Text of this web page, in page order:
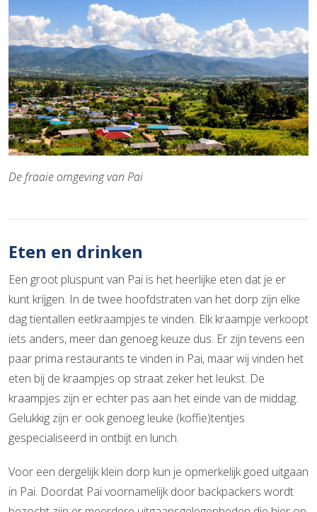
De fraaie omgeving van Pai
Eten en drinken
Een groot pluspunt van Pai is het heerlijke eten dat je er
kunt krijgen. In de twee hoofdstraten van het dorp zijn elke
dag tientallen eetkraampjes te vinden. Elk kraampje verkoopt
iets anders, meer dan genoeg keuze dus. Er zijn tevens een
paar prima restaurants te vinden in Pai, maar wij vinden het
eten bij de kraampjes op straat zeker het leukst. De
kraampjes zijn er echter pas aan het einde van de middag.
Gelukkig zijn er ook genoeg leuke (koffie)tentjes
gespecialiseerd in ontbijt en lunch.
Voor een dergelijk klein dorp kun je opmerkelijk goed uitgaan
in Pai. Doordat Pai voornamelijk door backpackers wordt